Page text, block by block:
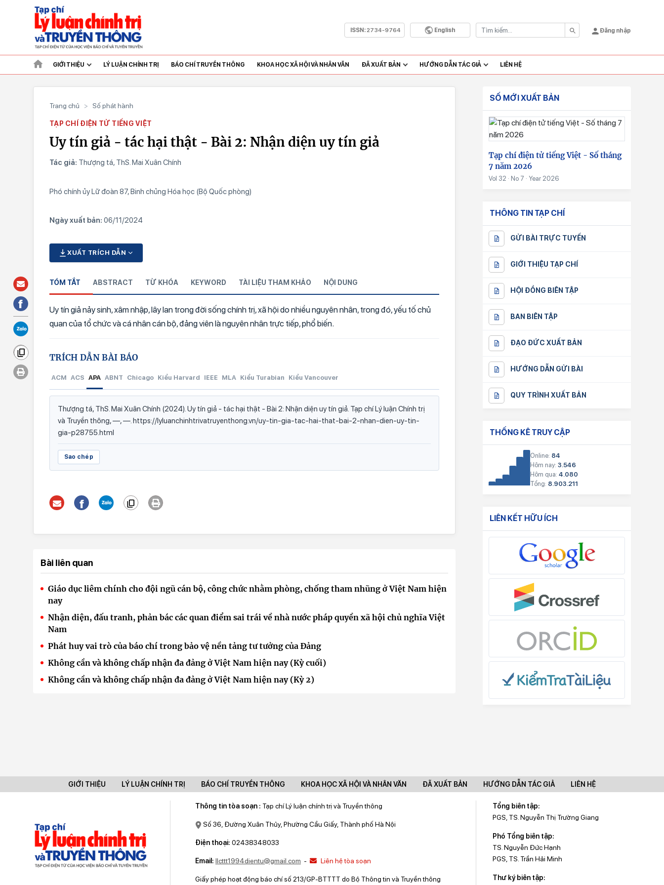
ISSN:2734-9764 English Đăng nhập
GIỚI THIỆU LÝ LUẬN CHÍNH TRỊ BÁO CHÍ TRUYỀN THÔNG KHOA HỌC XÃ HỘI VÀ NHÂN VĂN ĐÃ XUẤT BẢN HƯỚNG DẪN TÁC GIẢ LIÊN HỆ
Trang chủ > Số phát hành
TẠP CHÍ ĐIỆN TỬ TIẾNG VIỆT
Uy tín giả - tác hại thật - Bài 2: Nhận diện uy tín giả
Tác giả: Thượng tá, ThS. Mai Xuân Chính
Phó chính ủy Lữ đoàn 87, Binh chủng Hóa học (Bộ Quốc phòng)
Ngày xuất bản: 06/11/2024
XUẤT TRÍCH DẪN
TÓM TẮT ABSTRACT TỪ KHÓA KEYWORD TÀI LIỆU THAM KHẢO NỘI DUNG
Uy tín giả nảy sinh, xâm nhập, lây lan trong đời sống chính trị, xã hội do nhiều nguyên nhân, trong đó, yếu tố chủ
quan của tổ chức và cá nhân cán bộ, đảng viên là nguyên nhân trực tiếp, phổ biến.
TRÍCH DẪN BÀI BÁO
ACM ACS APA ABNT Chicago Kiểu Harvard IEEE MLA Kiểu Turabian Kiểu Vancouver
Thượng tá, ThS. Mai Xuân Chính (2024). Uy tín giả - tác hại thật - Bài 2: Nhận diện uy tín giả. Tạp chí Lý luận Chính trị
và Truyền thông, —, —. https://lyluanchinhtrivatruyenthong.vn/uy-tin-gia-tac-hai-that-bai-2-nhan-dien-uy-tin-
gia-p28755.html
Sao chép
Bài liên quan
Giáo dục liêm chính cho đội ngũ cán bộ, công chức nhằm phòng, chống tham nhũng ở Việt Nam hiện
nay
Nhận diện, đấu tranh, phản bác các quan điểm sai trái về nhà nước pháp quyền xã hội chủ nghĩa Việt
Nam
Phát huy vai trò của báo chí trong bảo vệ nền tảng tư tưởng của Đảng
Không cần và không chấp nhận đa đảng ở Việt Nam hiện nay (Kỳ cuối)
Không cần và không chấp nhận đa đảng ở Việt Nam hiện nay (Kỳ 2)
SỐ MỚI XUẤT BẢN
Tạp chí điện tử tiếng Việt - Số tháng
7 năm 2026
Vol 32 · No 7 · Year 2026
THÔNG TIN TẠP CHÍ
GỬI BÀI TRỰC TUYẾN
GIỚI THIỆU TẠP CHÍ
HỘI ĐỒNG BIÊN TẬP
BAN BIÊN TẬP
ĐẠO ĐỨC XUẤT BẢN
HƯỚNG DẪN GỬI BÀI
QUY TRÌNH XUẤT BẢN
THỐNG KÊ TRUY CẬP
Online: 84
Hôm nay: 3.546
Hôm qua: 4.080
Tổng: 8.903.211
LIÊN KẾT HỮU ÍCH
GIỚI THIỆU LÝ LUẬN CHÍNH TRỊ BÁO CHÍ TRUYỀN THÔNG KHOA HỌC XÃ HỘI VÀ NHÂN VĂN ĐÃ XUẤT BẢN HƯỚNG DẪN TÁC GIẢ LIÊN HỆ
Thông tin tòa soạn : Tạp chí Lý luận chính trị và Truyền thông
Số 36, Đường Xuân Thủy, Phường Cầu Giấy, Thành phố Hà Nội
Điện thoại: 02438348033
Email: llcttt1994dientu@gmail.com - Liên hệ tòa soạn
Giấy phép hoạt động báo chí số 213/GP-BTTTT do Bộ Thông tin và Truyền thông
Tổng biên tập:
PGS, TS. Nguyễn Thị Trường Giang
Phó Tổng biên tập:
TS. Nguyễn Đức Hạnh
PGS, TS. Trần Hải Minh
Thư ký biên tập: